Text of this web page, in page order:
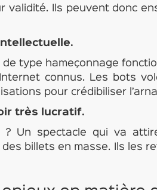
validité. Ils peuvent donc
type hameçonnage
connus. Les bots
pour crédibiliser
très lucratif.
? Un spectacle qui va
billets en masse. Ils les